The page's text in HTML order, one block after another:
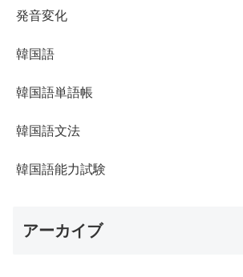
発音変化
韓国語
韓国語単語帳
韓国語文法
韓国語能力試験
アーカイブ